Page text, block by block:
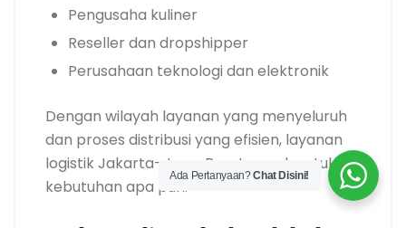
Pengusaha kuliner
Reseller dan dropshipper
Perusahaan teknologi dan elektronik
Dengan wilayah layanan yang menyeluruh
dan proses distribusi yang efisien, layanan
logistik Jakarta–Jawa Barat cocok untuk
kebutuhan apa pun.
Ada Pertanyaan?Chat Disini!